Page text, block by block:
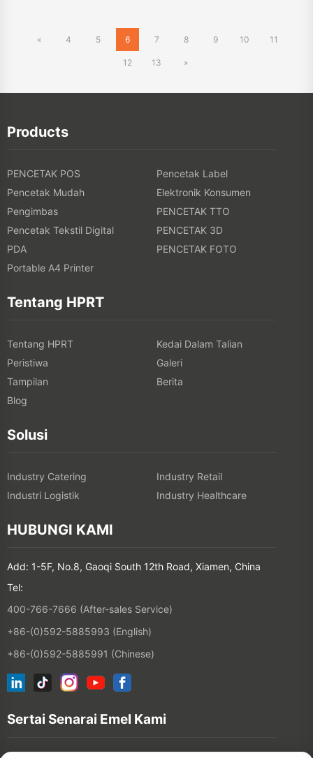
« 4 5 6 7 8 9 10 11
12 13 »
Products
PENCETAK POS
Pencetak Label
Pencetak Mudah
Elektronik Konsumen
Pengimbas
PENCETAK TTO
Pencetak Tekstil Digital
PENCETAK 3D
PDA
PENCETAK FOTO
Portable A4 Printer
Tentang HPRT
Tentang HPRT
Kedai Dalam Talian
Peristiwa
Galeri
Tampilan
Berita
Blog
Solusi
Industry Catering
Industry Retail
Industri Logistik
Industry Healthcare
HUBUNGI KAMI
Add: 1-5F, No.8, Gaoqi South 12th Road, Xiamen, China
Tel:
400-766-7666 (After-sales Service)
+86-(0)592-5885993 (English)
+86-(0)592-5885991 (Chinese)
Sertai Senarai Emel Kami